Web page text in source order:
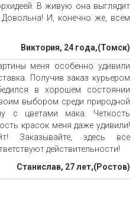
В живую она выглядит
И, конечно же, всем
Виктория, 24 года,(Томск)
меня особенно удивили
Получив заказ курьером
в хорошем состоянии
выбором среди природной
с цветами мака. Четкость
красок меня даже удивили!
Заказывайте, здесь все
действительности!
Станислав, 27 лет,(Ростов)